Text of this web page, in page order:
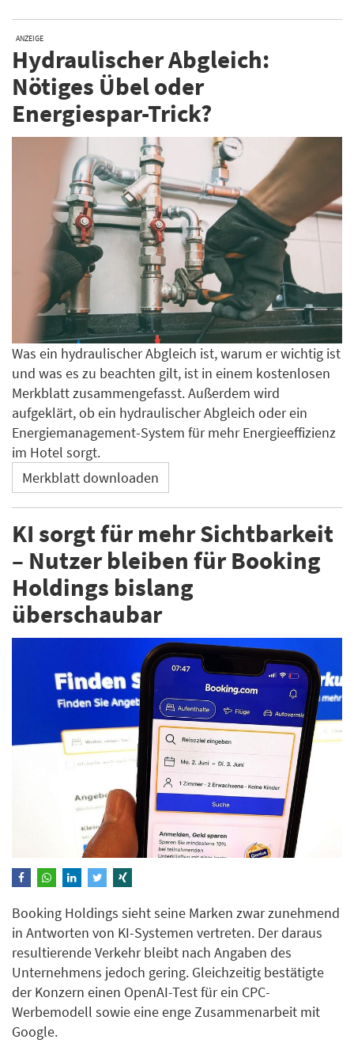
ANZEIGE
Hydraulischer Abgleich:
Nötiges Übel oder
Energiespar-Trick?
Was ein hydraulischer Abgleich ist, warum er wichtig ist
und was es zu beachten gilt, ist in einem kostenlosen
Merkblatt zusammengefasst. Außerdem wird
aufgeklärt, ob ein hydraulischer Abgleich oder ein
Energiemanagement-System für mehr Energieeffizienz
im Hotel sorgt.
Merkblatt downloaden
KI sorgt für mehr Sichtbarkeit
– Nutzer bleiben für Booking
Holdings bislang
überschaubar
Booking Holdings sieht seine Marken zwar zunehmend
in Antworten von KI-Systemen vertreten. Der daraus
resultierende Verkehr bleibt nach Angaben des
Unternehmens jedoch gering. Gleichzeitig bestätigte
der Konzern einen OpenAI-Test für ein CPC-
Werbemodell sowie eine enge Zusammenarbeit mit
Google.